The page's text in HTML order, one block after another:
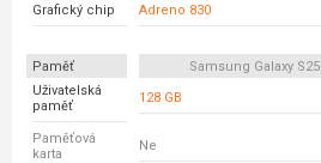
Grafický chip Adreno 830
Paměť Samsung Galaxy S25
Uživatelská
paměť
128 GB
Paměťová
karta
Ne